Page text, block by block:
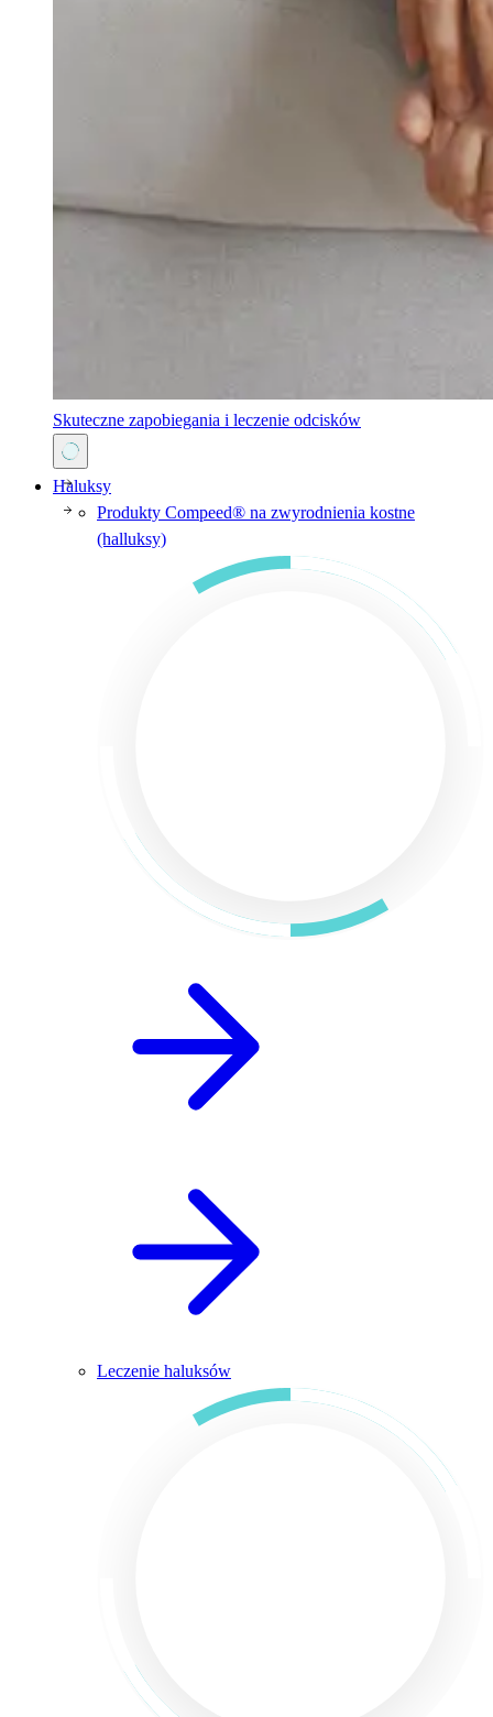
Skuteczne zapobiegania i leczenie odcisków
Haluksy
Produkty Compeed® na zwyrodnienia kostne
(halluksy)
Leczenie haluksów